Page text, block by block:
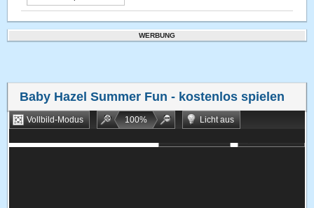
WERBUNG
Baby Hazel Summer Fun - kostenlos spielen
Vollbild-Modus 100%
Licht aus